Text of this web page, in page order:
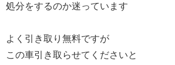
処分をするのか迷っています
よく引き取り無料ですが
この車引き取らせてくださいと